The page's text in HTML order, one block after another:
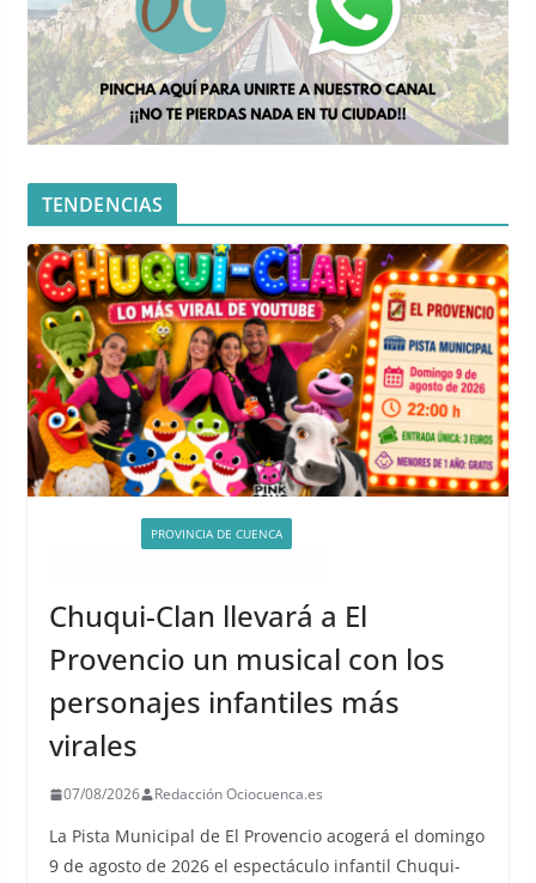
TENDENCIAS
PROVINCIA DE CUENCA
Chuqui-Clan llevará a El
Provencio un musical con los
personajes infantiles más
virales
07/08/2026 Redacción Ociocuenca.es
La Pista Municipal de El Provencio acogerá el domingo
9 de agosto de 2026 el espectáculo infantil Chuqui-